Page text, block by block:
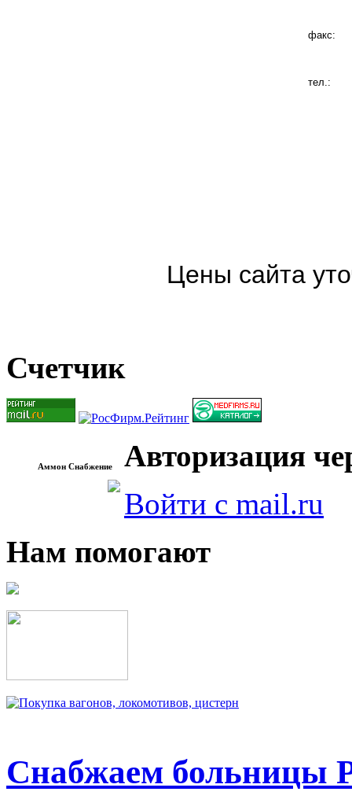
факс:
тел.:
Цены сайта
Счетчик
Аммон Снабжение
Авторизация
Войти с mail.ru
Нам помогают
Снабжаем больницы